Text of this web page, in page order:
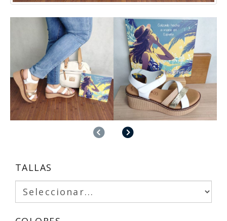
AnteriorSiguiente
TALLAS